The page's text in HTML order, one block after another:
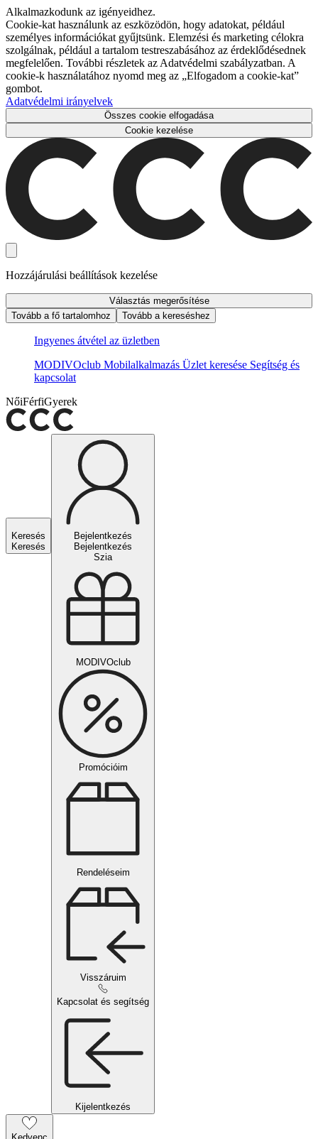
Alkalmazkodunk az igényeidhez.
Cookie-kat használunk az eszközödön, hogy adatokat, például
személyes információkat gyűjtsünk. Elemzési és marketing célokra
szolgálnak, például a tartalom testreszabásához az érdeklődésednek
megfelelően. További részletek az Adatvédelmi szabályzatban. A
cookie-k használatához nyomd meg az „Elfogadom a cookie-kat”
gombot.
Adatvédelmi irányelvek
Összes cookie elfogadása
Cookie kezelése
Hozzájárulási beállítások kezelése
Választás megerősítése
Tovább a fő tartalomhoz
Tovább a kereséshez
Ingyenes átvétel az üzletben
MODIVOclub Mobilalkalmazás Üzlet keresése Segítség és
kapcsolat
NőiFérfiGyerek
Keresés
Keresés
Bejelentkezés
Bejelentkezés
Szia
MODIVOclub
Promócióim
Rendeléseim
Visszáruim
Kapcsolat és segítség
Kijelentkezés